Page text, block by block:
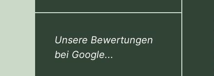
Unsere Bewertungen
bei Google...